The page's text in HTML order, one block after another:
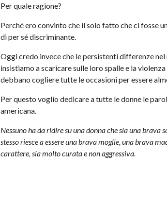
Per quale ragione?
Perché ero convinto che il solo fatto che ci fosse
di per sé discriminante.
Oggi credo invece che le persistenti differenze
insistiamo a scaricare sulle loro spalle e la
debbano cogliere tutte le occasioni per essere
Per questo voglio dedicare a tutte le donne le
americana.
Nessuno ha da ridire su una donna che sia una brava
stesso riesce a essere una brava moglie, una brava
carattere, sia molto curata e non aggressiva.